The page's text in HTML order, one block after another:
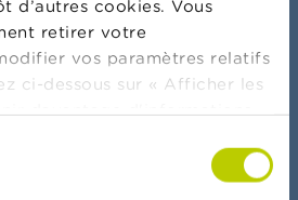
d’autres cookies. Vous
retirer votre
vos paramètres relatifs
ci-dessous sur « Afficher les
intégralité
mises en garde